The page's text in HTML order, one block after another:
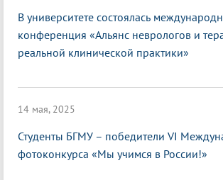
В университете состоялась
конференция «Альянс неврологов и
реальной клинической практики»
14 мая, 2025
Студенты БГМУ – победители VI
фотоконкурса «Мы учимся в России!»